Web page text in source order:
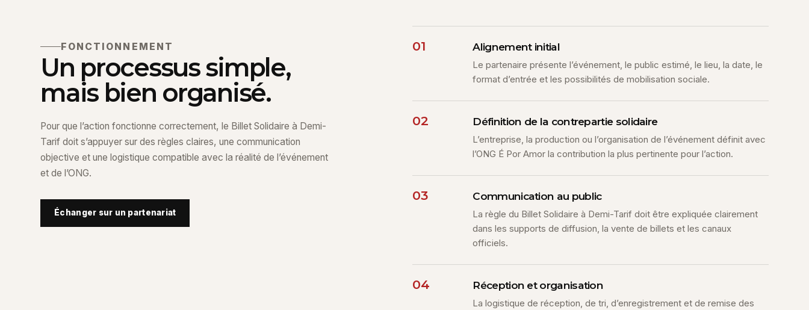
FONCTIONNEMENT
Un processus simple,
mais bien organisé.
Pour que l’action fonctionne correctement, le Billet Solidaire à Demi-
Tarif doit s’appuyer sur des règles claires, une communication
objective et une logistique compatible avec la réalité de l’événement
et de l’ONG.
Échanger sur un partenariat
01 Alignement initial
Le partenaire présente l’événement, le public estimé, le lieu, la date, le
format d’entrée et les possibilités de mobilisation sociale.
02 Définition de la contrepartie solidaire
L’entreprise, la production ou l’organisation de l’événement définit avec
l’ONG É Por Amor la contribution la plus pertinente pour l’action.
03 Communication au public
La règle du Billet Solidaire à Demi-Tarif doit être expliquée clairement
dans les supports de diffusion, la vente de billets et les canaux
officiels.
04 Réception et organisation
La logistique de réception, de tri, d’enregistrement et de remise des